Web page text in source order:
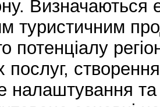
Визначаються
туристичним
потенціалу
послуг,
налаштування